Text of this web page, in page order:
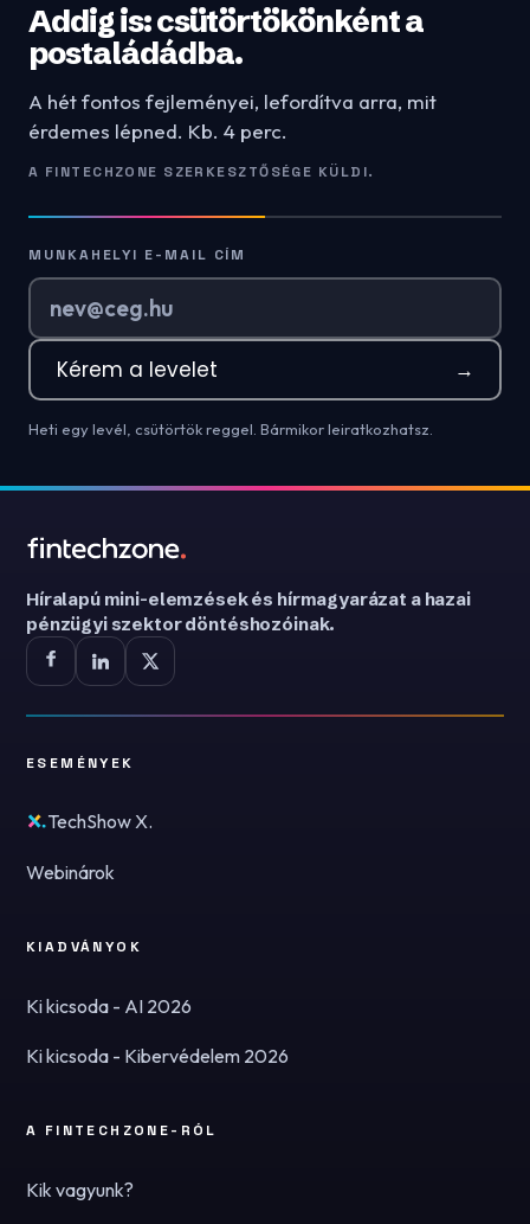
Addig is: csütörtökönként a
postaládádba.
A hét fontos fejleményei, lefordítva arra, mit
érdemes lépned. Kb. 4 perc.
A FINTECHZONE SZERKESZTŐSÉGE KÜLDI.
MUNKAHELYI E-MAIL CÍM
Kérem a levelet →
Heti egy levél, csütörtök reggel. Bármikor leiratkozhatsz.
Híralapú mini-elemzések és hírmagyarázat a hazai
pénzügyi szektor döntéshozóinak.
ESEMÉNYEK
TechShow X.
Webinárok
KIADVÁNYOK
Ki kicsoda - AI 2026
Ki kicsoda - Kibervédelem 2026
A FINTECHZONE-RÓL
Kik vagyunk?